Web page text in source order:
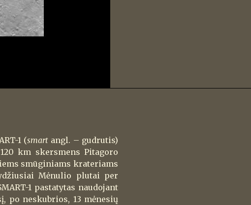
1 (smart angl. – gudrutis)
km skersmens Pitagoro
smūginiams krateriams
Mėnulio plutai per
1 pastatytas naudojant
po neskubrios, 13 mėnesių